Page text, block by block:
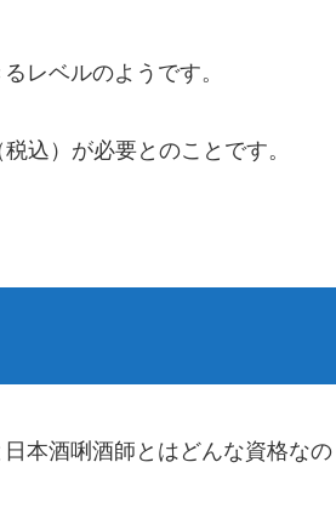
レベルのようです。
込）が必要とのことです。
本酒唎酒師とはどんな資格なの